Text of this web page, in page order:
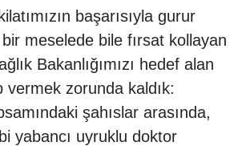
başarısıyla gurur
meselede bile fırsat kollayan
Bakanlığımızı hedef alan
vermek zorunda kaldık:
şahıslar arasında,
yabancı uyruklu doktor